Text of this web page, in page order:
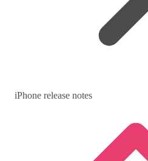
iPhone release notes